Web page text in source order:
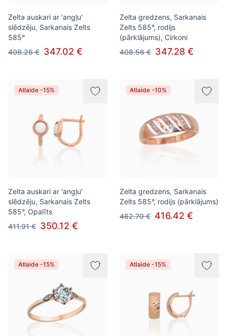
Zelta auskari ar 'angļu'
slēdzēju, Sarkanais Zelts
585°
408.26 € 347.02 €
Zelta gredzens, Sarkanais
Zelts 585°, rodijs
(pārklājums), Cirkoni
408.56 € 347.28 €
Atlaide -15%
Zelta auskari ar 'angļu'
slēdzēju, Sarkanais Zelts
585°, Opalīts
411.91 € 350.12 €
Atlaide -10%
Zelta gredzens, Sarkanais
Zelts 585°, rodijs (pārklājums)
462.70 € 416.42 €
Atlaide -15% Atlaide -15%